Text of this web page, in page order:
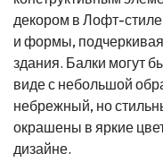
декором в Лофт-
и формы,
здания. Балки могут
виде с небольшой
небрежный, но
окрашены в яркие
дизайне.